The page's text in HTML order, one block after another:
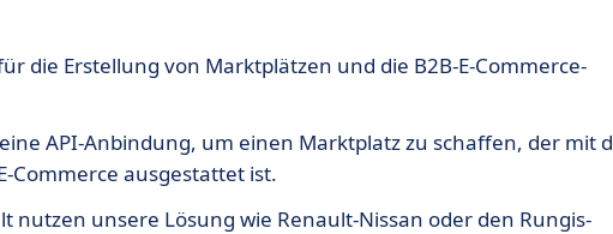
die Erstellung von Marktplätzen und die B2B-E-Commerce-
API-Anbindung, um einen Marktplatz zu schaffen, der mit
Commerce ausgestattet ist.
nutzen unsere Lösung wie Renault-Nissan oder den Rungis-